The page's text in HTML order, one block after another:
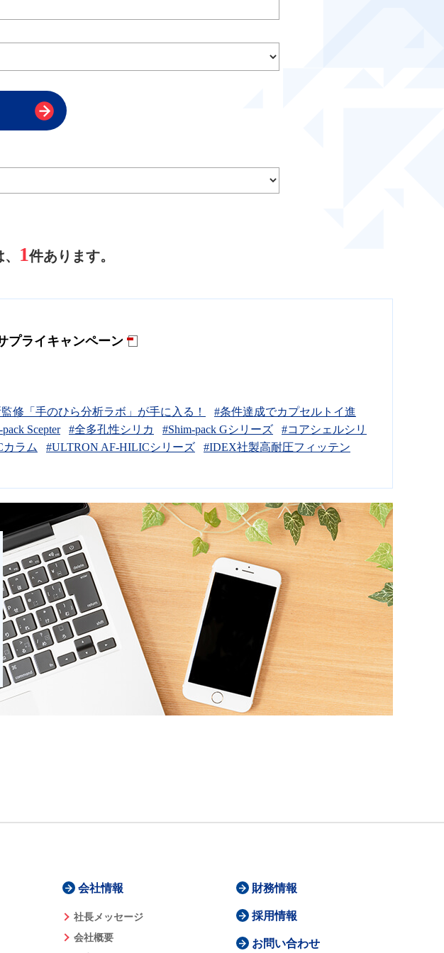
1件あります。
プライキャンペーン
修「手のひら分析ラボ」が手に入る！
#条件達成でカプセルトイ進
Scepter #全多孔性シリカ #Shim-pack Gシリーズ
#コアシェルシリ
カラム #ULTRON AF-HILICシリーズ
#IDEX社製高耐圧フィッテン
会社情報
社長メッセージ
会社概要
財務情報
採用情報
お問い合わせ